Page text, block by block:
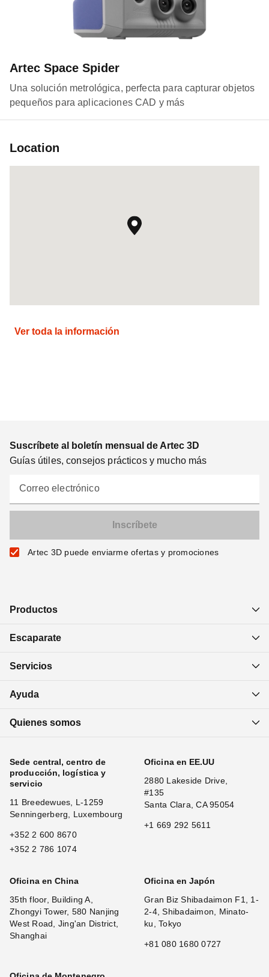
Artec Space Spider
Una solución metrológica, perfecta para capturar objetos
pequeños para aplicaciones CAD y más
Location
Ver toda la información
Suscríbete al boletín mensual de Artec 3D
Guías útiles, consejos prácticos y mucho más
Correo electrónico
Artec 3D puede enviarme ofertas y promociones
Productos
Escaparate
Servicios
Ayuda
Quienes somos
Sede central, centro de
producción, logística y
servicio
11 Breedewues, L-1259
Senningerberg, Luxembourg
+352 2 600 8670
+352 2 786 1074
Oficina en EE.UU
2880 Lakeside Drive,
#135
Santa Clara, CA 95054
+1 669 292 5611
Oficina en China
35th floor, Building A,
Zhongyi Tower, 580 Nanjing
West Road, Jing'an District,
Shanghai
Oficina en Japón
Gran Biz Shibadaimon F1, 1-
2-4, Shibadaimon, Minato-
ku, Tokyo
+81 080 1680 0727